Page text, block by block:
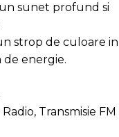
sunet profund si
strop de culoare in
de energie.
Transmisie FM